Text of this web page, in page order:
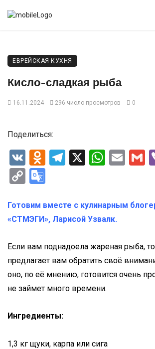
ЕВРЕЙСКАЯ КУХНЯ
Кисло-сладкая рыба
16.11.2024 296 число просмотров 0
Поделиться:
VK Odnoklassniki
Telegram
X
Copy
Готовим вместе с кулинарным
«СТМЭГИ», Ларисой Узвалк.
Если вам поднадоела жареная рыба,
предлагает вам обратить своё
оно, по её мнению, готовится очень
не займет много времени.
Ингредиенты:
1,3 кг щуки, карпа или сига